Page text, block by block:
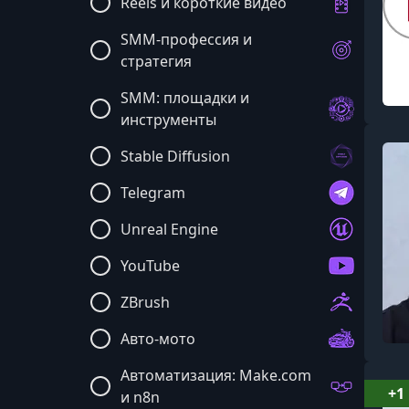
SMM-профессия и
стратегия
SMM: площадки и
инструменты
Stable Diffusion
Telegram
Unreal Engine
YouTube
ZBrush
Авто-мото
Автоматизация: Make.com
и n8n
+1